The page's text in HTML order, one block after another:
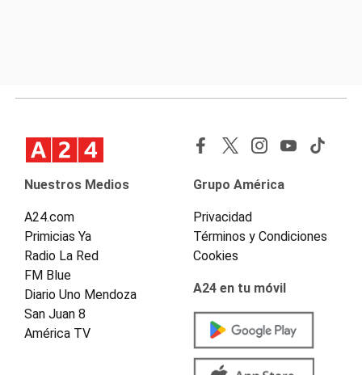
Nuestros Medios
A24.com
Primicias Ya
Radio La Red
FM Blue
Diario Uno Mendoza
San Juan 8
América TV
Grupo América
Privacidad
Términos y Condiciones
Cookies
A24 en tu móvil